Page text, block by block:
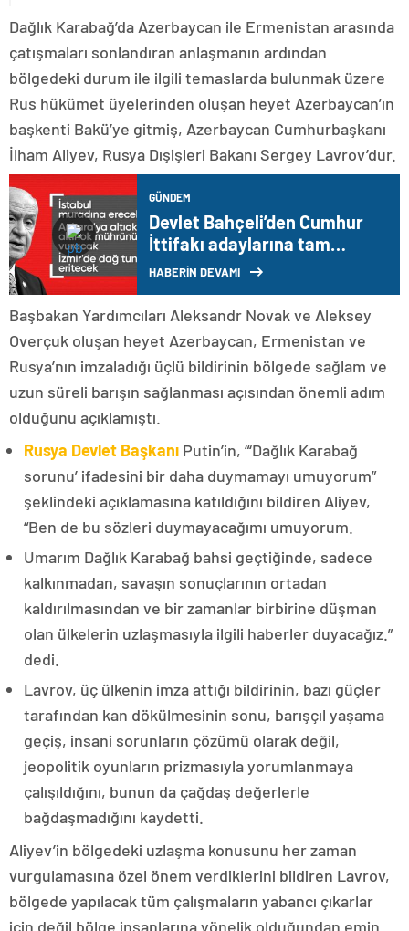
Dağlık Karabağ’da Azerbaycan ile Ermenistan arasında
çatışmaları sonlandıran anlaşmanın ardından
bölgedeki durum ile ilgili temaslarda bulunmak üzere
Rus hükümet üyelerinden oluşan heyet Azerbaycan’ın
başkenti Bakü’ye gitmiş, Azerbaycan Cumhurbaşkanı
İlham Aliyev, Rusya Dışişleri Bakanı Sergey Lavrov’dur.
GÜNDEM
Devlet Bahçeli’den Cumhur
İttifakı adaylarına tam
destek açıklaması
HABERİN DEVAMI
Başbakan Yardımcıları Aleksandr Novak ve Aleksey
Overçuk oluşan heyet Azerbaycan, Ermenistan ve
Rusya’nın imzaladığı üçlü bildirinin bölgede sağlam ve
uzun süreli barışın sağlanması açısından önemli adım
olduğunu açıklamıştı.
Rusya Devlet Başkanı Putin’in, “‘Dağlık Karabağ
sorunu’ ifadesini bir daha duymamayı umuyorum”
şeklindeki açıklamasına katıldığını bildiren Aliyev,
“Ben de bu sözleri duymayacağımı umuyorum.
Umarım Dağlık Karabağ bahsi geçtiğinde, sadece
kalkınmadan, savaşın sonuçlarının ortadan
kaldırılmasından ve bir zamanlar birbirine düşman
olan ülkelerin uzlaşmasıyla ilgili haberler duyacağız.”
dedi.
Lavrov, üç ülkenin imza attığı bildirinin, bazı güçler
tarafından kan dökülmesinin sonu, barışçıl yaşama
geçiş, insani sorunların çözümü olarak değil,
jeopolitik oyunların prizmasıyla yorumlanmaya
çalışıldığını, bunun da çağdaş değerlerle
bağdaşmadığını kaydetti.
Aliyev’in bölgedeki uzlaşma konusunu her zaman
vurgulamasına özel önem verdiklerini bildiren Lavrov,
bölgede yapılacak tüm çalışmaların yabancı çıkarlar
için değil bölge insanlarına yönelik olduğundan emin